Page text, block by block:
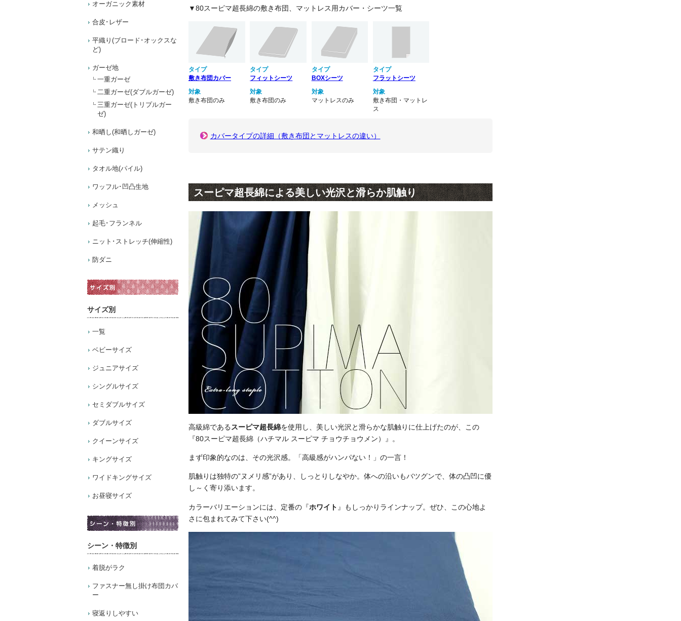
オーガニック素材
合皮･レザー
平織り(ブロード･オックスな
ど)
ガーゼ地
一重ガーゼ
二重ガーゼ(ダブルガーゼ)
三重ガーゼ(トリプルガー
ゼ)
和晒し(和晒しガーゼ)
サテン織り
タオル地(パイル)
ワッフル･凹凸生地
メッシュ
起毛･フランネル
ニット･ストレッチ(伸縮性)
防ダニ
サイズ別
一覧
ベビーサイズ
ジュニアサイズ
シングルサイズ
セミダブルサイズ
ダブルサイズ
クイーンサイズ
キングサイズ
ワイドキングサイズ
お昼寝サイズ
シーン・特徴別
着脱がラク
ファスナー無し掛け布団カバ
ー
寝返りしやすい
スーピマ超長綿による美しい光沢と滑らか肌触り
高級綿である スーピマ超長綿を使用し、美しい光沢と滑らかな肌触りに仕上げたのが、この
『80スーピマ超長綿（ハチマル スーピマ チョウチョウメン）』。
まず印象的なのは、その光沢感。「高級感がハンパない！」の一言！
肌触りは独特の”ヌメリ感”があり、しっとりしなやか。体への沿いもバツグンで、体の凸凹に優
し～く寄り添います。
カラーバリエーションには、定番の『ホワイト 』もしっかりラインナップ。ぜひ、この心地よ
さに包まれてみて下さい(^^)